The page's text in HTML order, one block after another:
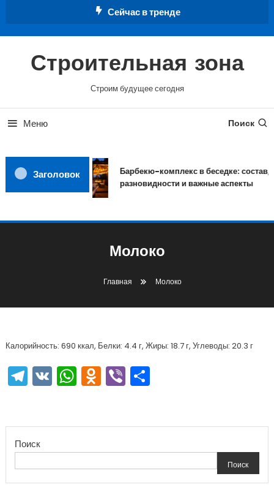
Сейчас в тренде
Строительная зона
Строим будущее сегодня
Меню Поиск
Заголовок
Барбекю-комплекс в беседке: состав,
разновидности и важные аспекты
Молоко
Главная Молоко
Калорийность: 690 ккал, Белки: 4.4 г, Жиры: 18.7 г, Углеводы: 20.3 г
Telegram
VKWhatsApp
Odnoklassniki
ViberОтправить
Поиск
Поиск